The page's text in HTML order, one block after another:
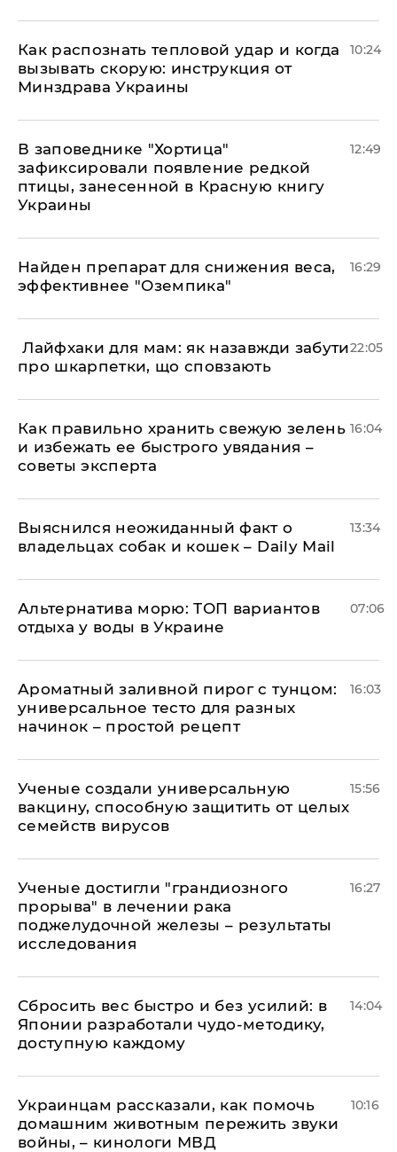
Как распознать тепловой удар и когда
вызывать скорую: инструкция от
Минздрава Украины
10:24
В заповеднике "Хортица"
зафиксировали появление редкой
птицы, занесенной в Красную книгу
Украины
12:49
Найден препарат для снижения веса,
эффективнее "Оземпика"
16:29
​ Лайфхаки для мам: як назавжди забути
про шкарпетки, що сповзають
22:05
Как правильно хранить свежую зелень
и избежать ее быстрого увядания –
советы эксперта
16:04
Выяснился неожиданный факт о
владельцах собак и кошек – Daily Mail
13:34
Альтернатива морю: ТОП вариантов
отдыха у воды в Украине
07:06
Ароматный заливной пирог с тунцом:
универсальное тесто для разных
начинок – простой рецепт
16:03
Ученые создали универсальную
вакцину, способную защитить от целых
семейств вирусов
15:56
Ученые достигли "грандиозного
прорыва" в лечении рака
поджелудочной железы – результаты
исследования
16:27
Сбросить вес быстро и без усилий: в
Японии разработали чудо-методику,
доступную каждому
14:04
Украинцам рассказали, как помочь
домашним животным пережить звуки
войны, – кинологи МВД
10:16